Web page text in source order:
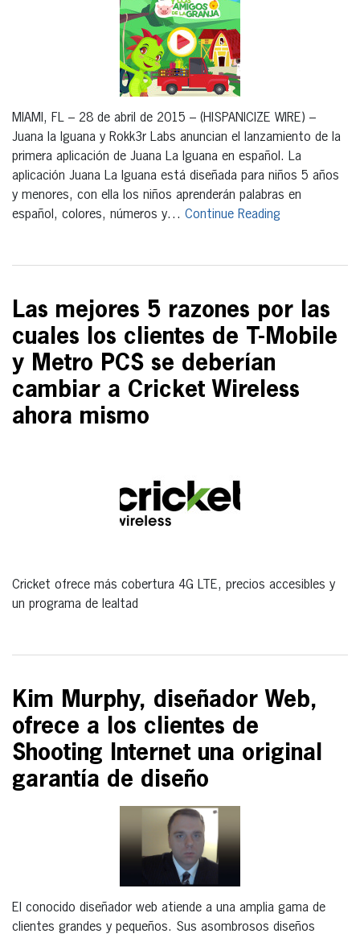
MIAMI, FL – 28 de abril de 2015 – (HISPANICIZE WIRE) –
Juana la Iguana y Rokk3r Labs anuncian el lanzamiento de la
primera aplicación de Juana La Iguana en español. La
aplicación Juana La Iguana está diseñada para niños 5 años
y menores, con ella los niños aprenderán palabras en
español, colores, números y… Continue Reading
Las mejores 5 razones por las
cuales los clientes de T-Mobile
y Metro PCS se deberían
cambiar a Cricket Wireless
ahora mismo
Cricket ofrece más cobertura 4G LTE, precios accesibles y
un programa de lealtad
Kim Murphy, diseñador Web,
ofrece a los clientes de
Shooting Internet una original
garantía de diseño
El conocido diseñador web atiende a una amplia gama de
clientes grandes y pequeños. Sus asombrosos diseños